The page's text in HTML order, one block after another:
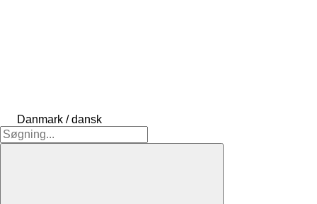
Danmark / dansk